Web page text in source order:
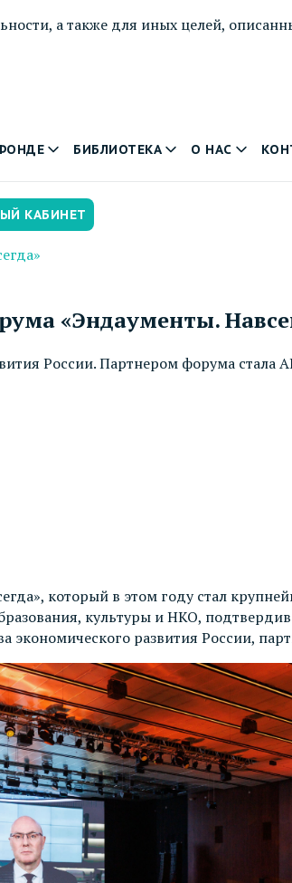
а также для иных целей,
БИБЛИОТЕКА О НАС
КАБИНЕТ
«Эндаументы.
России. Партнером форума стала
который в этом году стал
культуры и НКО,
развития России,